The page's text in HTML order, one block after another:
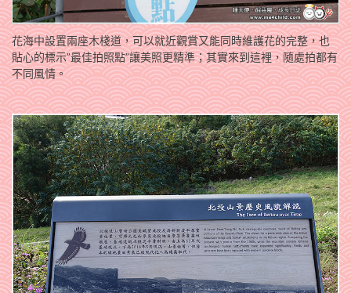
花海中設置兩座木棧道，可以就近觀賞又能同時維護花的完整，也
貼心的標示”最佳拍照點”讓美照更精準；其實來到這裡，隨處拍都有
不同風情。